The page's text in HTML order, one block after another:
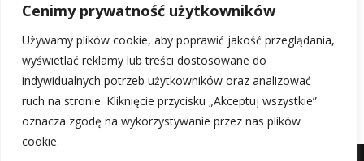
Cenimy prywatność użytkowników
Używamy plików cookie, aby poprawić jakość przeglądania,
wyświetlać reklamy lub treści dostosowane do
indywidualnych potrzeb użytkowników oraz analizować
ruch na stronie. Kliknięcie przycisku „Akceptuj wszystkie”
oznacza zgodę na wykorzystywanie przez nas plików
cookie.
Rekord prędkości zagrywki w siatkówce: Najszybsza
zagrywka w historii!
14 lutego, 2026